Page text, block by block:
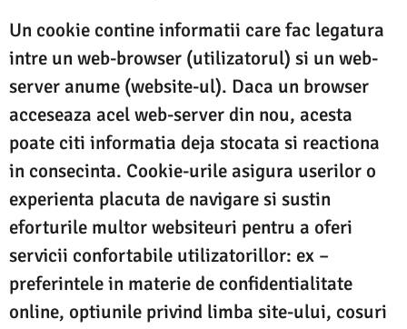
Un cookie contine informatii care fac legatura
intre un web-browser (utilizatorul) si un web-
server anume (website-ul). Daca un browser
acceseaza acel web-server din nou, acesta
poate citi informatia deja stocata si reactiona
in consecinta. Cookie-urile asigura userilor o
experienta placuta de navigare si sustin
eforturile multor websiteuri pentru a oferi
servicii confortabile utilizatorillor: ex –
preferintele in materie de confidentialitate
online, optiunile privind limba site-ului, cosuri